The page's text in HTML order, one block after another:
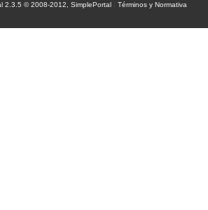
2.3.5 © 2008-2012, SimplePortal
|Términos y Normativa